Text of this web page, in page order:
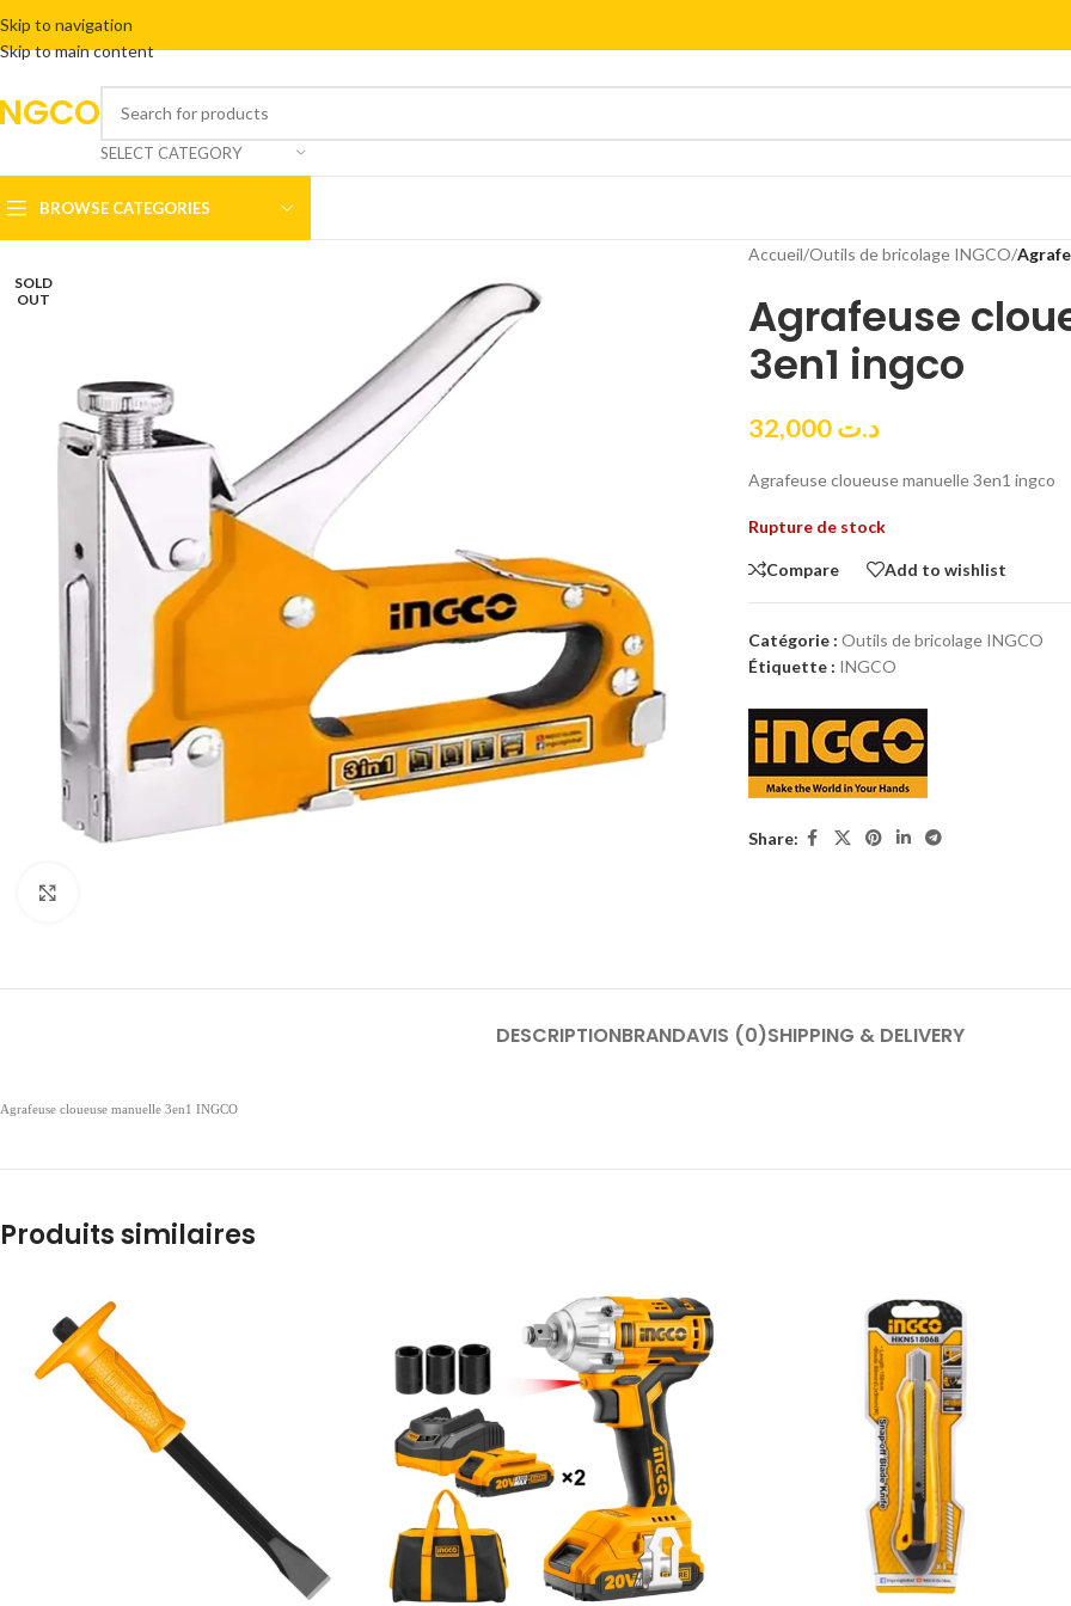
Skip to navigation
Skip to main content
SELECT CATEGORY
BROWSE CATEGORIES
SOLD
OUT
Accueil/Outils de bricolage INGCO/
Agrafeuse
3en1 ingco
د.ت32,000
Agrafeuse cloueuse manuelle 3en1 ingco
Rupture de stock
Compare Add to wishlist
Catégorie : Outils de bricolage INGCO
Étiquette : INGCO
Share:
DESCRIPTIONBRANDAVIS (0)SHIPPING & DELIVERY
Agrafeuse cloueuse manuelle 3en1 INGCO
Produits similaires